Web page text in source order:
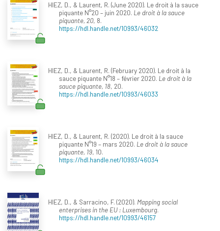
HIEZ, D., & Laurent, R. (June 2020). Le droit à la sauce
piquante N°20 – juin 2020. Le droit à la sauce
piquante, 20, 8.
https://hdl.handle.net/10993/46032
HIEZ, D., & Laurent, R. (February 2020). Le droit à la
sauce piquante N°18 – février 2020. Le droit à la
sauce piquante, 18, 20.
https://hdl.handle.net/10993/46033
HIEZ, D., & Laurent, R. (2020). Le droit à la sauce
piquante N°19 – mars 2020. Le droit à la sauce
piquante, 19, 10.
https://hdl.handle.net/10993/46034
HIEZ, D., & Sarracino, F. (2020). Mapping social
enterprises in the EU : Luxembourg.
https://hdl.handle.net/10993/46157